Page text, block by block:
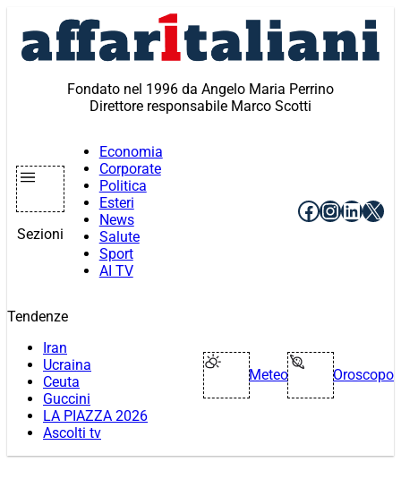
contenuto
Fondato nel 1996 da Angelo Maria Perrino
Direttore responsabile Marco Scotti
Sezioni
Economia
Corporate
Politica
Esteri
News
Salute
Sport
AI TV
Facebook
X
Tendenze
Iran
Ucraina
Ceuta
Guccini
LA PIAZZA 2026
Ascolti tv
Meteo Oroscopo